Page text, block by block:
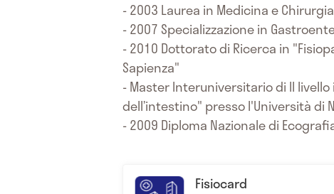
- 2003 Laurea in Medicina e
- 2007 Specializzazione in
- 2010 Dottorato di Ricerca in
Sapienza"
- Master Interuniversitario di II
dell’intestino" presso l'Università di
- 2009 Diploma Nazionale di
Fisiocard